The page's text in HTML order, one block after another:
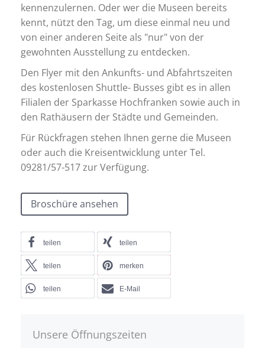
kennenzulernen. Oder wer die Museen bereits
kennt, nützt den Tag, um diese einmal neu und
von einer anderen Seite als "nur" von der
gewohnten Ausstellung zu entdecken.
Den Flyer mit den Ankunfts- und Abfahrtszeiten
des kostenlosen Shuttle- Busses gibt es in allen
Filialen der Sparkasse Hochfranken sowie auch in
den Rathäusern der Städte und Gemeinden.
Für Rückfragen stehen Ihnen gerne die Museen
oder auch die Kreisentwicklung unter Tel.
09281/57-517 zur Verfügung.
Broschüre ansehen
teilen teilen
teilen merken
teilen E-Mail
Unsere Öffnungszeiten